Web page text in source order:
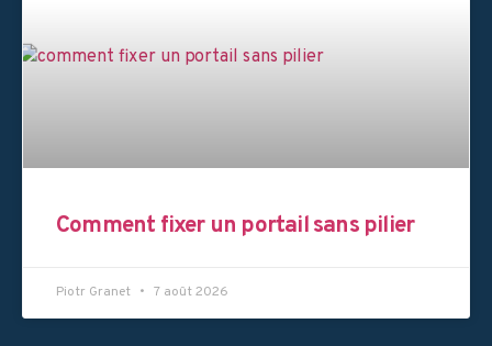
Comment fixer un portail sans pilier
Piotr Granet 7 août 2026